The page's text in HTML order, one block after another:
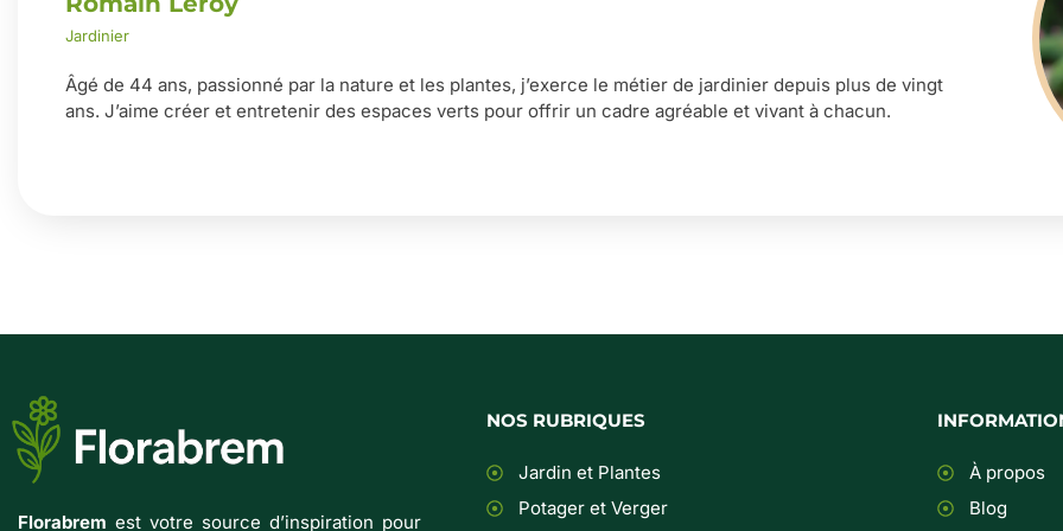
Jardinier
Âgé de 44 ans, passionné par la nature et les plantes, j’exerce le métier de jardinier depuis plus de vingt
ans. J’aime créer et entretenir des espaces verts pour offrir un cadre agréable et vivant à chacun.
Florabrem est votre source d’inspiration pour
NOS RUBRIQUES
Jardin et Plantes
Potager et Verger
À propos
Blog